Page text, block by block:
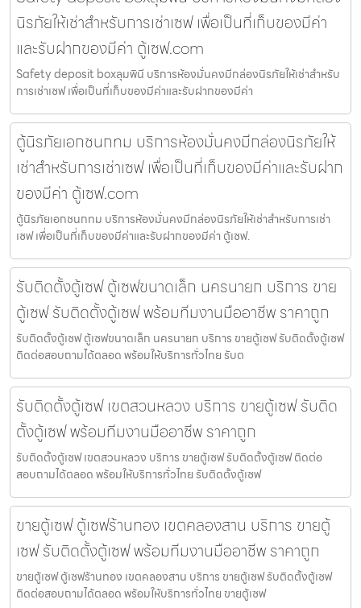
นิรภัยให้เช่าสำหรับการเช่าเซฟ เพื่อเป็นที่เก็บของมีค่า
และรับฝากของมีค่า ตู้เซฟ.com
Safety deposit boxลุมพินี บริการห้องมั่นคงมีกล่องนิรภัยให้เช่าสำหรับ
การเช่าเซฟ เพื่อเป็นที่เก็บของมีค่าและรับฝากของมีค่า
ตู้นิรภัยเอกชนกทม บริการห้องมั่นคงมีกล่องนิรภัยให้
เช่าสำหรับการเช่าเซฟ เพื่อเป็นที่เก็บของมีค่าและรับฝาก
ของมีค่า ตู้เซฟ.com
ตู้นิรภัยเอกชนกทม บริการห้องมั่นคงมีกล่องนิรภัยให้เช่าสำหรับการเช่า
เซฟ เพื่อเป็นที่เก็บของมีค่าและรับฝากของมีค่า ตู้เซฟ.
รับติดตั้งตู้เซฟ ตู้เซฟขนาดเล็ก นครนายก บริการ ขาย
ตู้เซฟ รับติดตั้งตู้เซฟ พร้อมทีมงานมืออาชีพ ราคาถูก
รับติดตั้งตู้เซฟ ตู้เซฟขนาดเล็ก นครนายก บริการ ขายตู้เซฟ รับติดตั้งตู้เซฟ
ติดต่อสอบถามได้ตลอด พร้อมให้บริการทั่วไทย รับต
รับติดตั้งตู้เซฟ เขตสวนหลวง บริการ ขายตู้เซฟ รับติด
ตั้งตู้เซฟ พร้อมทีมงานมืออาชีพ ราคาถูก
รับติดตั้งตู้เซฟ เขตสวนหลวง บริการ ขายตู้เซฟ รับติดตั้งตู้เซฟ ติดต่อ
สอบถามได้ตลอด พร้อมให้บริการทั่วไทย รับติดตั้งตู้เซฟ
ขายตู้เซฟ ตู้เซฟร้านทอง เขตคลองสาน บริการ ขายตู้
เซฟ รับติดตั้งตู้เซฟ พร้อมทีมงานมืออาชีพ ราคาถูก
ขายตู้เซฟ ตู้เซฟร้านทอง เขตคลองสาน บริการ ขายตู้เซฟ รับติดตั้งตู้เซฟ
ติดต่อสอบถามได้ตลอด พร้อมให้บริการทั่วไทย ขายตู้เซฟ